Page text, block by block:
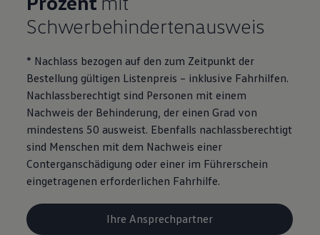
Motorenöl und Flüssigkeiten
Räder und Reifen
Pannen- und Unfallhilfe
Volkswagen Teile
Zubehör
Modellspezifisches Zubehör
Schutz und Pflege
Transport
Entertainment und Elektronik
Individualisieren
Wallbox und Ladekabel
Digitale Extras
Dienste für Ihr Modell finden
Handy und Fahrzeug verbinden
Updates für Software, Karten und Radio
Schwerbehindertenausweis
* Nachlass bezogen auf den zum Zeitpunkt der
Bestellung gültigen Listenpreis – inklusive Fahrhilfen.
Nachlassberechtigt sind Personen mit einem
Nachweis der Behinderung, der einen Grad von
mindestens 50 ausweist. Ebenfalls nachlassberechtigt
sind Menschen mit dem Nachweis einer
Conterganschädigung oder einer im Führerschein
eingetragenen erforderlichen Fahrhilfe.
Ihre Ansprechpartner